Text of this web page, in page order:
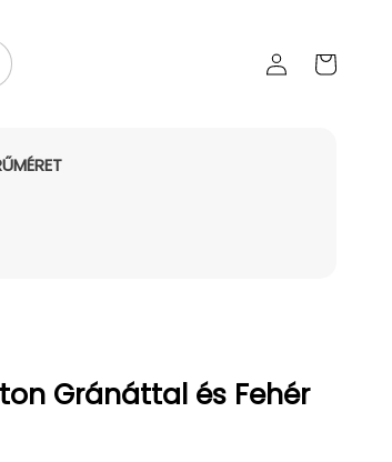
Bejelentkezés
kosara
Gránáttal és Fehér